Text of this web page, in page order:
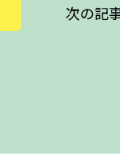
次の記